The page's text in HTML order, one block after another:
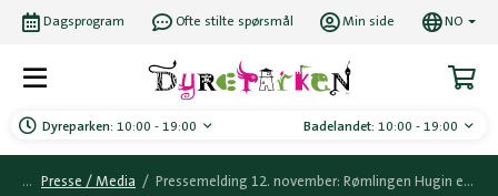
Dyreparken: 10:00 - 19:00 Badelandet: 10:00 - 19:00
Dagsprogram Ofte stilte spørsmål Min side NO
Presse / Media / Pressemelding 12. november: Rømlingen Hugin er tilbake!